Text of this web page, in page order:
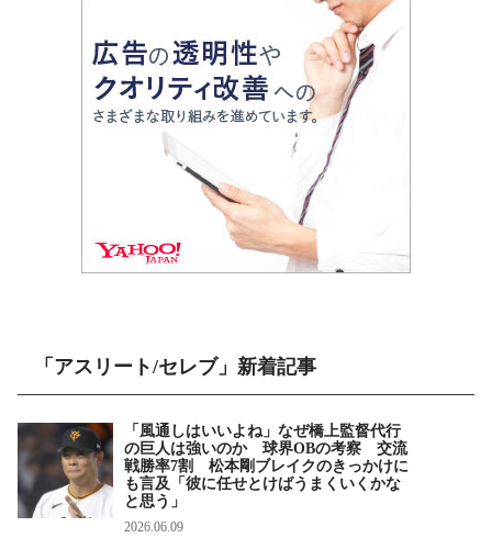
「アスリート/セレブ」新着記事
「風通しはいいよね」なぜ橋上監督代行
の巨人は強いのか 球界OBの考察 交流
戦勝率7割 松本剛ブレイクのきっかけに
も言及「彼に任せとけばうまくいくかな
と思う」
2026.06.09